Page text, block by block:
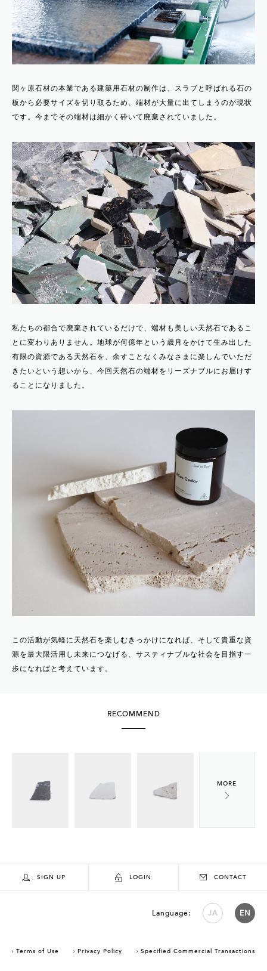
関ヶ原石材の本業である建築用石材の制作は、スラブと呼ばれる石の
板から必要サイズを切り取るため、端材が大量に出てしまうのが現状
です。今までその端材は細かく砕いて廃棄されていました。
私たちの都合で廃棄されているだけで、端材も美しい天然石であるこ
とに変わりありません。地球が何億年という歳月をかけて生み出した
有限の資源である天然石を、余すことなくみなさまに楽しんでいただ
きたいという想いから、今回天然石の端材をリーズナブルにお届けす
ることになりました。
この活動が気軽に天然石を楽しむきっかけになれば、そして貴重な資
源を最大限活用し未来につなげる、サスティナブルな社会を目指す一
歩になればと考えています。
RECOMMEND
SIGN UP LOGIN CONTACT
Language: JA EN
Terms of Use Privacy Policy Specified Commercial Transactions